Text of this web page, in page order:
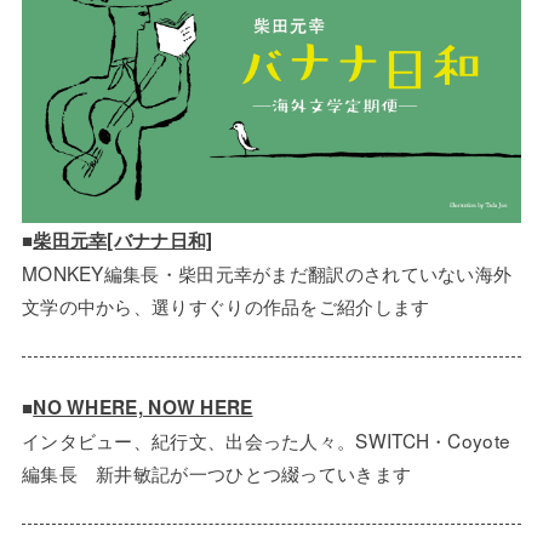
■柴田元幸[バナナ日和]
MONKEY編集長・柴田元幸がまだ翻訳のされていない海外
文学の中から、選りすぐりの作品をご紹介します
■NO WHERE, NOW HERE
インタビュー、紀行文、出会った人々。SWITCH・Coyote
編集長 新井敏記が一つひとつ綴っていきます